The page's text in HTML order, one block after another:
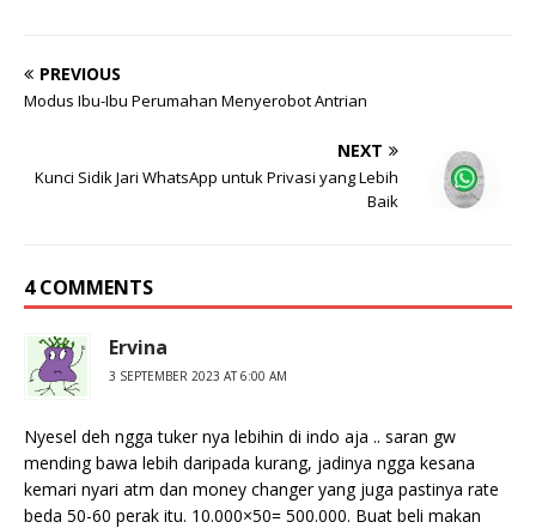
PREVIOUS
Modus Ibu-Ibu Perumahan Menyerobot Antrian
NEXT
Kunci Sidik Jari WhatsApp untuk Privasi yang Lebih
Baik
4 COMMENTS
Ervina
3 SEPTEMBER 2023 AT 6:00 AM
Nyesel deh ngga tuker nya lebihin di indo aja .. saran gw
mending bawa lebih daripada kurang, jadinya ngga kesana
kemari nyari atm dan money changer yang juga pastinya rate
beda 50-60 perak itu. 10.000×50= 500.000. Buat beli makan